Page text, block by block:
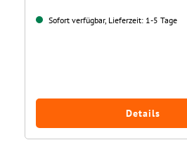
Sofort verfügbar, Lieferzeit: 1-5 Tage
Details